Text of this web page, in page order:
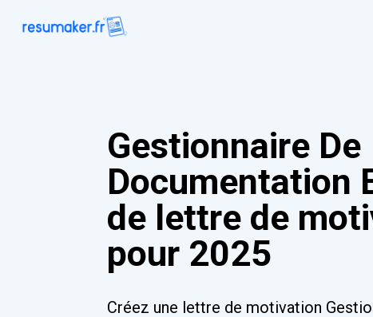
Gestionnaire De
Documentation
de lettre de
pour 2025
Créez une lettre de motivation